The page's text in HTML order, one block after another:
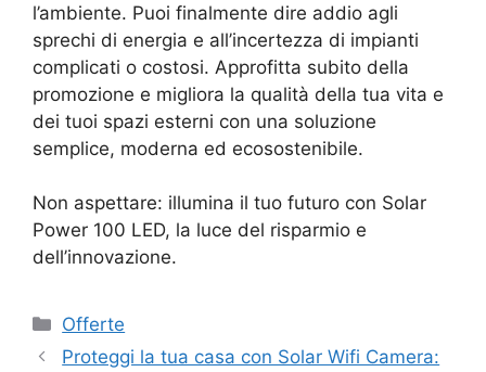
l’ambiente. Puoi finalmente dire addio agli
sprechi di energia e all’incertezza di impianti
complicati o costosi. Approfitta subito della
promozione e migliora la qualità della tua vita e
dei tuoi spazi esterni con una soluzione
semplice, moderna ed ecosostenibile.
Non aspettare: illumina il tuo futuro con Solar
Power 100 LED, la luce del risparmio e
dell’innovazione.
Categorie
Offerte
Proteggi la tua casa con Solar Wifi Camera: